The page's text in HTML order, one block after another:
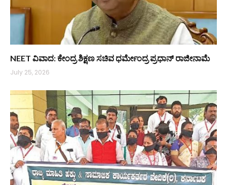
NEET ವಿವಾದ: ಕೇಂದ್ರ ಶಿಕ್ಷಣ ಸಚಿವ ಧರ್ಮೇಂದ್ರ ಪ್ರಧಾನ್ ರಾಜೀನಾಮೆ
July 25, 2026